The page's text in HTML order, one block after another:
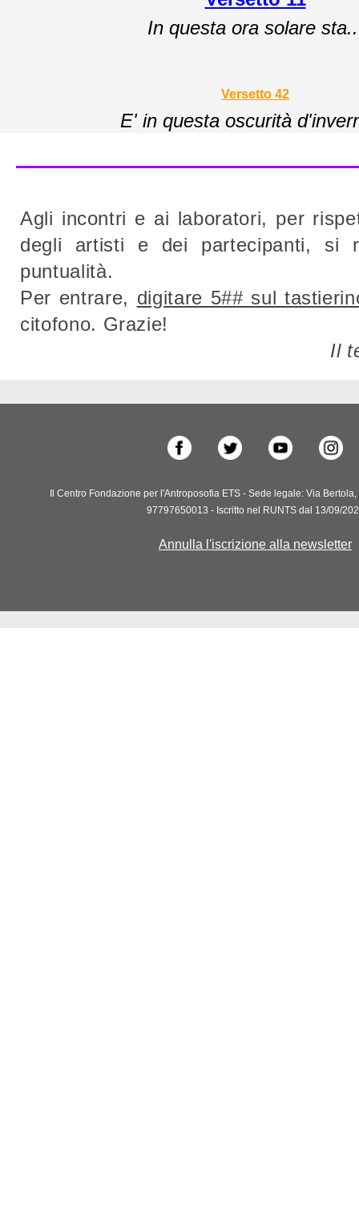
In questa ora solare
Versetto 42
E' in questa oscurità
Agli incontri e ai laboratori, per
degli artisti e dei partecipanti, si
puntualità.
Per entrare, digitare 5## sul
citofono. Grazie!
Il
Il Centro Fondazione per l'Antroposofia ETS - Sede legale: Via
97797650013 - Iscritto nel RUNTS dal 13/09/
Annulla l'iscrizione alla newsletter